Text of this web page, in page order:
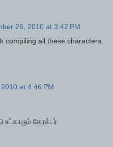
26, 2010 at 3:42 PM
compiling all these characters.
at 4:46 PM
உட்காரும் கேரக்டர்